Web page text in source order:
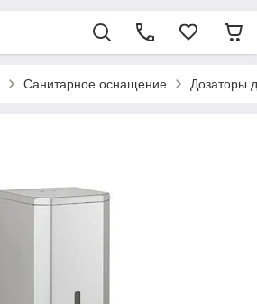
Санитарное оснащение Дозаторы